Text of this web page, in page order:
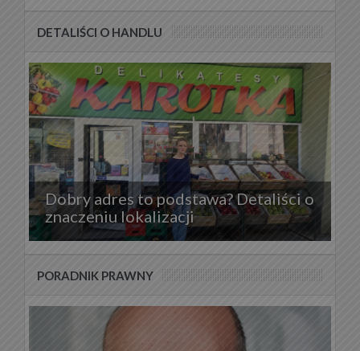
DETALIŚCI O HANDLU
Dobry adres to podstawa? Detaliści o
znaczeniu lokalizacji
PORADNIK PRAWNY